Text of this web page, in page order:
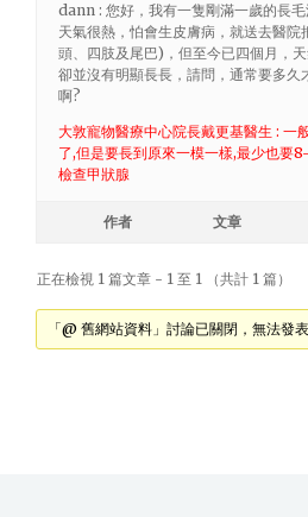
dann : 您好，我有一隻剛滿一歲的長
天氣很熱，怕會生皮膚病，就送去醫
頭、四肢及尾巴)，但至今已四個月，
卻並沒有明顯長長，請問，通常要多久
啊?
大敦寵物醫療中心院長戴更基醫生 : 一
了,但是要長到原來一模一樣,最少也要
檢查甲狀腺
作者 文章
正在檢視 1 篇文章 - 1 至 1 （共計 1 篇）
「@ 舊網站資料」討論已關閉，無法發